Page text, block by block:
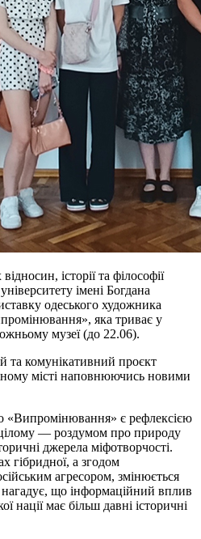
історії та філософії
імені Богдана
одеського художника
яка триває у
музеї (до 22.06).
та комунікативний проєкт
місті наповнюючись новими
«Випромінювання» є рефлексією
— роздумом про природу
джерела міфотворчості.
гібридної, а згодом
агресором, змінюється
що інформаційний вплив
нації має більш давні історичні